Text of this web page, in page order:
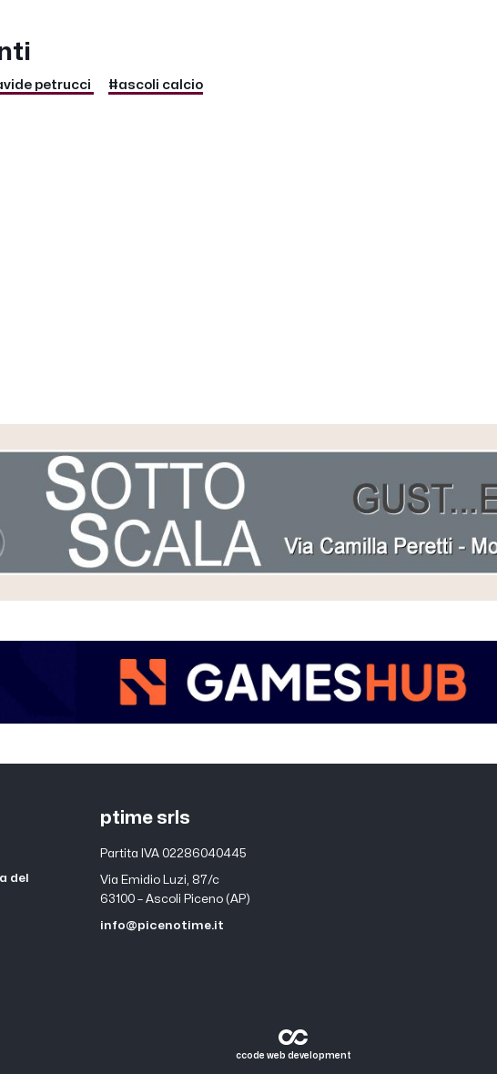
petrucci #ascoli calcio
del
ptime srls
Partita IVA 02286040445
Via Emidio Luzi, 87/c
63100 – Ascoli Piceno (AP)
info@picenotime.it
ccode web development